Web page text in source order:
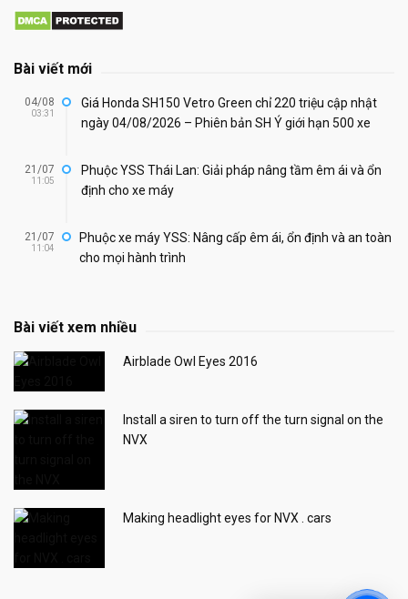
Bài viết mới
04/08
03:31
Giá Honda SH150 Vetro Green chỉ 220 triệu cập nhật
ngày 04/08/2026 – Phiên bản SH Ý giới hạn 500 xe
21/07
11:05
Phuộc YSS Thái Lan: Giải pháp nâng tầm êm ái và ổn
định cho xe máy
21/07
11:04
Phuộc xe máy YSS: Nâng cấp êm ái, ổn định và an toàn
cho mọi hành trình
Bài viết xem nhiều
Airblade Owl Eyes 2016
Install a siren to turn off the turn signal on the
NVX
Making headlight eyes for NVX . cars